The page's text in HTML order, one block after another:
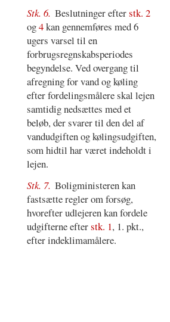
Stk. 6. Beslutninger efterstk. 2
og4kan gennemføres med 6
ugers varsel til en
forbrugsregnskabsperiodes
begyndelse. Ved overgang til
afregning for vand og køling
efter fordelingsmålere skal lejen
samtidig nedsættes med et
beløb, der svarer til den del af
vandudgiften og kølingsudgiften,
som hidtil har været indeholdt i
lejen.
Stk. 7. Boligministeren kan
fastsætte regler om forsøg,
hvorefter udlejeren kan fordele
udgifterne efterstk. 1, 1. pkt.,
efter indeklimamålere.